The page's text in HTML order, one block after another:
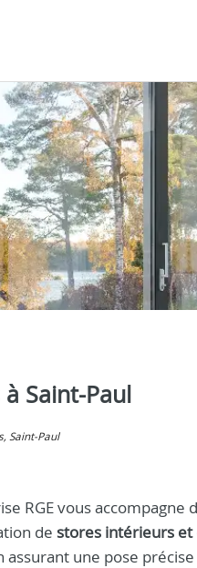
Saint-Paul
Saint-Paul
RGE vous accompagne
de stores intérieurs
une pose